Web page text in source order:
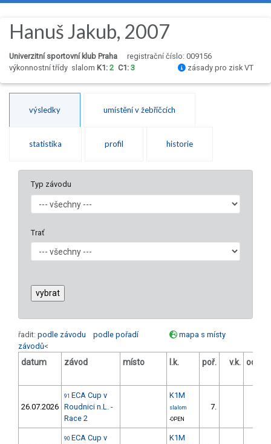
Hanuš Jakub, 2007
Univerzitní sportovní klub Praha
registrační číslo: 009156
výkonnostní třídy slalom K1: 2 C1: 3 zásady pro zisk VT
výsledky umístění v žebříčcích
statistika profil historie
Typ závodu
Trať
řadit: podle závodu podle pořadí
mapa s místy
závodů<
datum závod místo l.k. poř. v.k.
26.07.2026
91 ECA Cup v
Roudnici n.L. -
Race 2
K1M
slalom
-OPEN
7.
90 ECA Cup v
K1M